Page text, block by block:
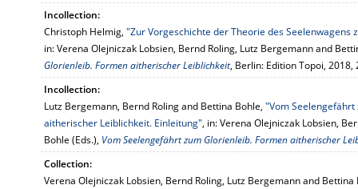
Incollection:
Christoph Helmig, "Zur Vorgeschichte der Theorie des Seelenwagens
in: Verena Olejniczak Lobsien, Bernd Roling, Lutz Bergemann and
Glorienleib. Formen aitherischer Leiblichkeit, Berlin: Edition Topoi, 2018,
Incollection:
Lutz Bergemann, Bernd Roling and Bettina Bohle, "Vom
aitherischer Leiblichkeit. Einleitung", in: Verena Olejniczak Lobsien,
Bohle (Eds.), Vom Seelengefährt zum Glorienleib. Formen aitherischer
Collection:
Verena Olejniczak Lobsien, Bernd Roling, Lutz Bergemann and Bettina